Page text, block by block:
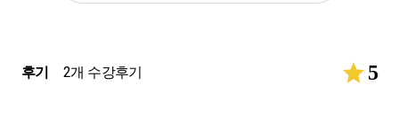
후기 2개 수강후기 5